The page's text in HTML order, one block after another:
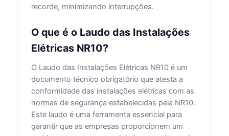
recorde, minimizando interrupções.
O que é o Laudo das Instalações
Elétricas NR10?
O Laudo das Instalações Elétricas NR10 é um
documento técnico obrigatório que atesta a
conformidade das instalações elétricas com as
normas de segurança estabelecidas pela NR10.
Este laudo é uma ferramenta essencial para
garantir que as empresas proporcionem um